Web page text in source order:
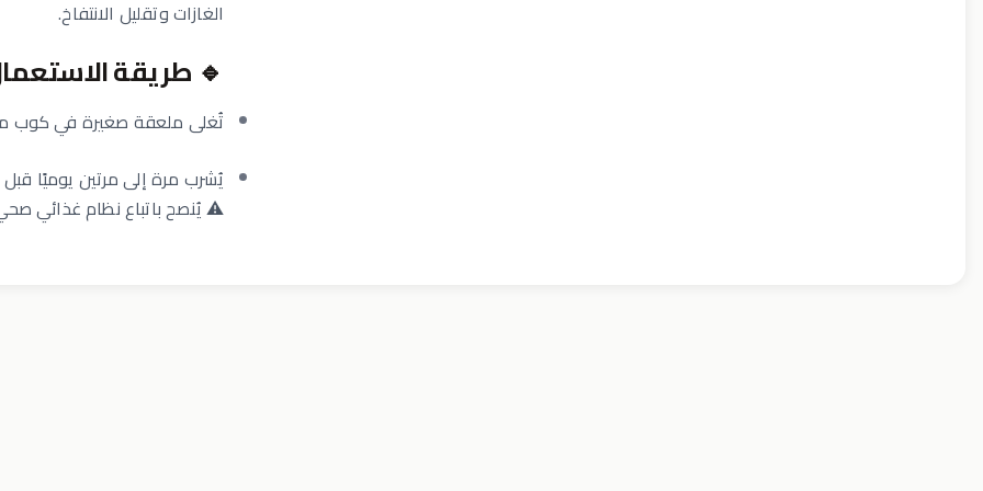
الغازات وتقليل الانتفاخ.
🔹 طريقة
تُغلى ملعقة صغيرة في كوب
يُشرب مرة إلى مرتين يوميًا قبل
⚠️ يُنصح باتباع نظام غذائي